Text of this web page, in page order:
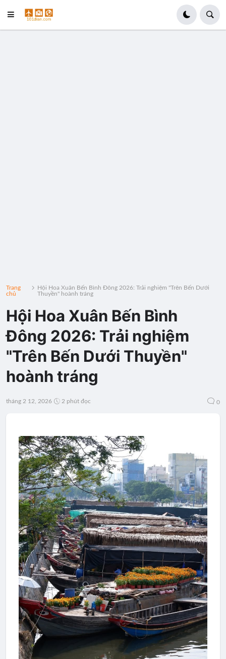
Trang
chủ
Hội Hoa Xuân Bến Bình Đông 2026: Trải nghiệm "Trên Bến Dưới
Thuyền" hoành tráng
Hội Hoa Xuân Bến Bình
Đông 2026: Trải nghiệm
"Trên Bến Dưới Thuyền"
hoành tráng
tháng 2 12, 2026 2 phút đọc 0